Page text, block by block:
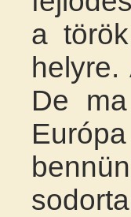
a
De